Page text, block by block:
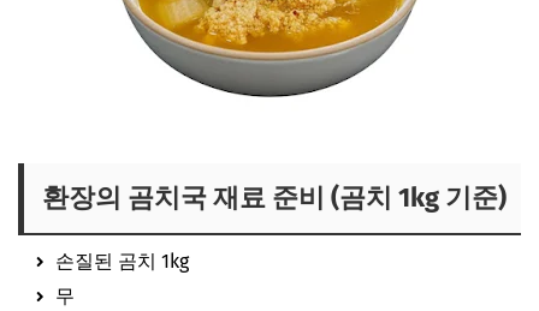
환장의 곰치국 재료 준비 (곰치 1kg 기준)
손질된 곰치 1kg
무